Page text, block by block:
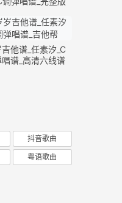
他谱_任素汐_C
谱_高清六线谱
抖音歌曲
粤语歌曲